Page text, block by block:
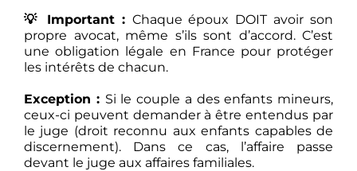
💡 Important : Chaque époux DOIT avoir son
propre avocat, même s’ils sont d’accord. C’est
une obligation légale en France pour protéger
les intérêts de chacun.
Exception : Si le couple a des enfants mineurs,
ceux-ci peuvent demander à être entendus par
le juge (droit reconnu aux enfants capables de
discernement). Dans ce cas, l’affaire passe
devant le juge aux affaires familiales.